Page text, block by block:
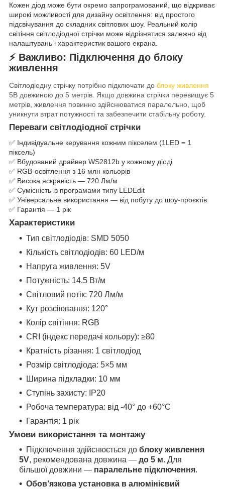
Кожен діод може бути окремо запрограмований, що відкриває
широкі можливості для дизайну освітлення: від простого
підсвічування до складних світлових шоу. Реальний колір
світіння світлодіодної стрічки може відрізнятися залежно від
налаштувань і характеристик вашого екрана.
⚡️ Важливо: Підключення до блоку
живлення
Світлодіодну стрічку потрібно підключати до блоку живлення
5В довжиною до 5 метрів. Якщо довжина стрічки перевищує 5
метрів, живлення повинно здійснюватися паралельно, щоб
уникнути втрат потужності та забезпечити стабільну роботу.
Переваги світлодіодної стрічки
✅ Індивідуальне керування кожним пікселем (1LED = 1
піксель)
✅ Вбудований драйвер WS2812b у кожному діоді
✅ RGB-освітлення з 16 млн кольорів
✅ Висока яскравість — 720 Лм/м
✅ Сумісність із програмами типу LEDEdit
✅ Універсальне використання — від побуту до шоу-проєктів
✅ Гарантія — 1 рік
Характеристики
Тип світлодіодів: SMD 5050
Кількість світлодіодів: 60 LED/м
Напруга живлення: 5V
Потужність: 14.5 Вт/м
Світловий потік: 720 Лм/м
Кут розсіювання: 120°
Колір світіння: RGB
CRI (індекс передачі кольору): ≥80
Кратність різання: 1 світлодіод
Розмір світлодіода: 5×5 мм
Ширина підкладки: 10 мм
Ступінь захисту: IP20
Робоча температура: від -40° до +60°C
Гарантія: 1 рік
Умови використання та монтажу
Підключення здійснюється до блоку живлення
5V, рекомендована довжина — до 5 м. Для
більшої довжини — паралельне підключення.
Обов’язкова установка в алюмінієвий